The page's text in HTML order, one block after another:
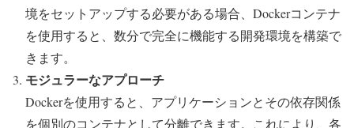
境をセットアップする必要がある場合、Dockerコンテナ
を使用すると、数分で完全に機能する開発環境を構築で
きます。
モジュラーなアプローチ
Dockerを使用すると、アプリケーションとその依存関係
を個別のコンテナとして分離できます。これにより、各